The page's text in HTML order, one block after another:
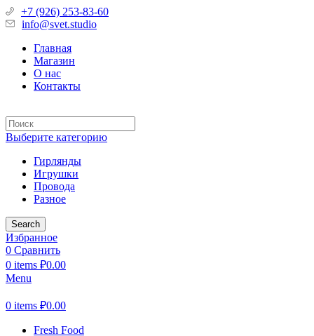
+7 (926) 253-83-60
info@svet.studio
Главная
Магазин
О нас
Контакты
Выберите категорию
Гирлянды
Игрушки
Провода
Разное
Search
Избранное
0 Сравнить
0 items ₽0.00
Menu
0 items ₽0.00
Fresh Food